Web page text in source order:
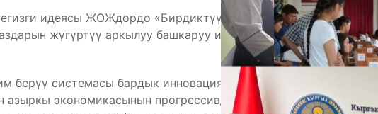
идеясы ЖОЖдордо «Бирдиктүү терезе» принцибинин
жүгүртүү аркылуу башкаруу ишмердүүлүгүн
берүү системасы бардык инновациялардын негизин түзөөрүн,
экономикасынын прогрессивдүү өнүгүшү билим берүү